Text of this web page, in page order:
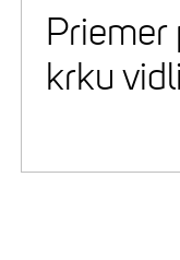
Priemer
krku